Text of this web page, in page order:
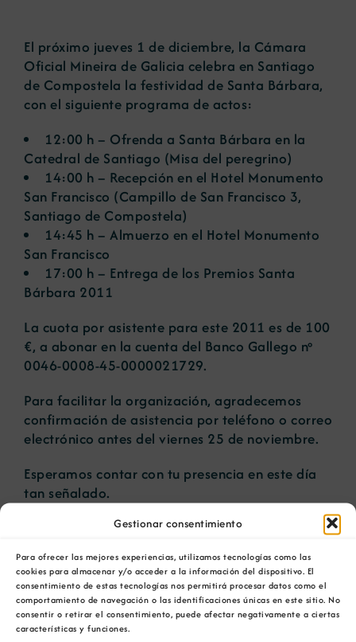
Gestionar consentimiento
Para ofrecer las mejores experiencias, utilizamos tecnologías como las
cookies para almacenar y/o acceder a la información del dispositivo. El
consentimiento de estas tecnologías nos permitirá procesar datos como el
comportamiento de navegación o las identificaciones únicas en este sitio. No
consentir o retirar el consentimiento, puede afectar negativamente a ciertas
características y funciones.
Noticias
Portal de empleo
Contacto
El próximo jueves 1 de diciembre, la Cámara
Oficial Mineira de Galicia celebra en Santiago
de Compostela la festividad de Santa Bárbara,
con el siguiente programa de actos:
12:00 h – Ofrenda a Santa Bárbara en la
Catedral de Santiago (Misa del peregrino)
14:00 h – Recepción en el Hotel Monumento
San Francisco (Campillo de San Francisco 3,
Santiago de Compostela)
14:45 h – Almuerzo en el Hotel Monumento
San Francisco
17:00 h – Entrega de los Premios Santa
Bárbara 2011
La cuota por asistente para este 2011 es de 100
€, a abonar en la cuenta del Banco Gallego nº
0046-0008-45-0000021729.
Para facilitar la organización, agradecemos
confirmación de asistencia por teléfono o correo
electrónico antes del viernes 25 de noviembre.
Esperamos contar con tu presencia en este día
tan señalado.
AÑADIR AL CALENDARIO